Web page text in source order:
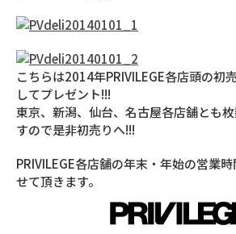
こちらは2014年PRIVILEGE各店頭の初
してプレゼント!!!
東京、新潟、仙台、名古屋各店舗とも
すので是非初売りへ!!!
PRIVILEGE各店舗の年末・年始の営業
せて頂きます。